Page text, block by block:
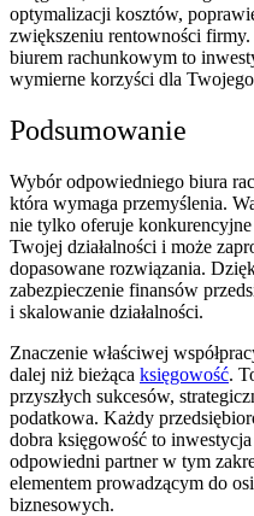
optymalizacji kosztów,
zwiększeniu rentowności
biurem rachunkowym to
wymierne korzyści dla
Podsumowanie
Wybór odpowiedniego biura
która wymaga przemyślenia.
nie tylko oferuje
Twojej działalności i może
dopasowane rozwiązania.
zabezpieczenie finansów
i skalowanie działalności.
Znaczenie właściwej
dalej niż bieżąca księgowość.
przyszłych sukcesów,
podatkowa. Każdy
dobra księgowość to
odpowiedni partner w tym
elementem prowadzącym do
biznesowych.